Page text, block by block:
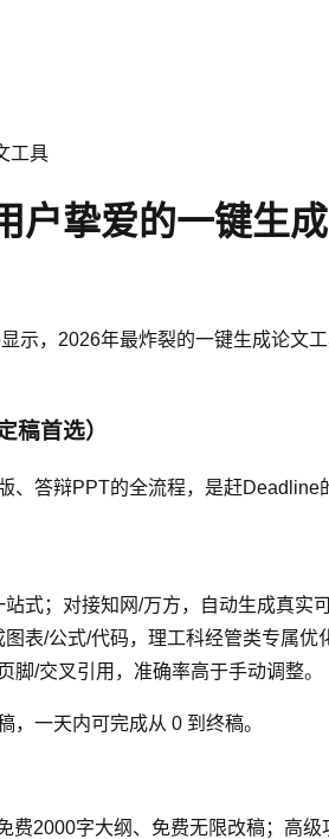
工具
户挚爱的一键生
示，2026年最炸裂的一键生成论
稿首选）
答辩PPT的全流程，是赶Deadline
；对接知网/万方，自动生成真实可
表/公式/代码，理工科经管类专属
/交叉引用，准确率高于手动调整。
一天内可完成从 0 到终稿。
费2000字大纲、免费无限改稿；高级